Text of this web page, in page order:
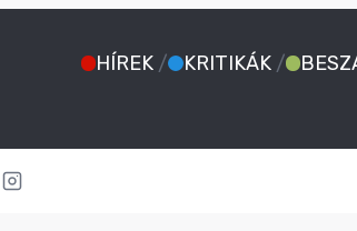
HÍREK / KRITIKÁK /